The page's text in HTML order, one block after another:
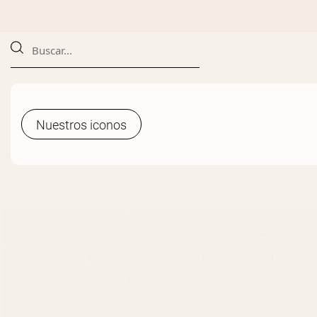
Nuestros iconos
Nuestros iconos